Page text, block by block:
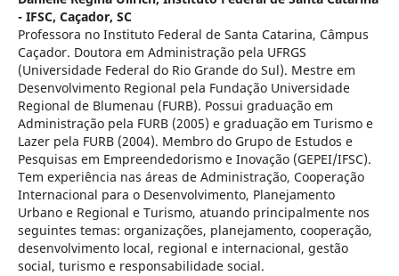
- IFSC, Caçador, SC
Professora no Instituto Federal de Santa Catarina, Câmpus
Caçador. Doutora em Administração pela UFRGS
(Universidade Federal do Rio Grande do Sul). Mestre em
Desenvolvimento Regional pela Fundação Universidade
Regional de Blumenau (FURB). Possui graduação em
Administração pela FURB (2005) e graduação em Turismo e
Lazer pela FURB (2004). Membro do Grupo de Estudos e
Pesquisas em Empreendedorismo e Inovação (GEPEI/IFSC).
Tem experiência nas áreas de Administração, Cooperação
Internacional para o Desenvolvimento, Planejamento
Urbano e Regional e Turismo, atuando principalmente nos
seguintes temas: organizações, planejamento, cooperação,
desenvolvimento local, regional e internacional, gestão
social, turismo e responsabilidade social.